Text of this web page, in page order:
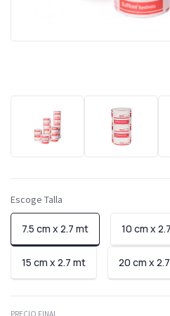
Escoge Talla
7.5 cm x 2.7 mt 10 cm x
15 cm x 2.7 mt 20 cm x
PRECIO FINAL